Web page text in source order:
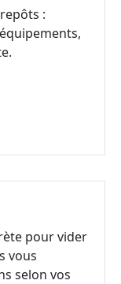
:
pour vider
vous
selon vos